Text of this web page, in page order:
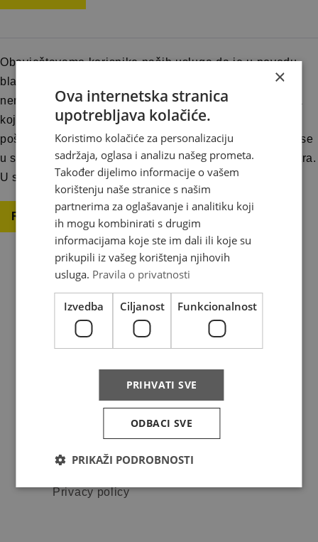
Obavještavamo korisnike naših usluga da je u povodu
blagdana Tijelova, četvrtak 8. lipnja 2023. godine,
neradni za sve poštanske urede osim poštanskih ureda
koji se nalaze u trgovačkim centrima. Radno vrijeme
poštanskih ureda u trgovačkim centrima organizirat će se
u skladu s izmjenama radnog vremena trgovačkog centra.
U skladu s tim, rokovi dostave pošiljaka Brze […]
Read more
About us
Complaints
Privacy policy
×
Ova internetska stranica
upotrebljava kolačiće.
Koristimo kolačiće za personalizaciju
sadržaja, oglasa i analizu našeg prometa.
Također dijelimo informacije o vašem
korištenju naše stranice s našim
partnerima za oglašavanje i analitiku koji
ih mogu kombinirati s drugim
informacijama koje ste im dali ili koje su
prikupili iz vašeg korištenja njihovih
usluga. Pravila o privatnosti
Izvedba Ciljanost Funkcionalnost
PRIHVATI SVE
ODBACI SVE
PRIKAŽI PODROBNOSTI